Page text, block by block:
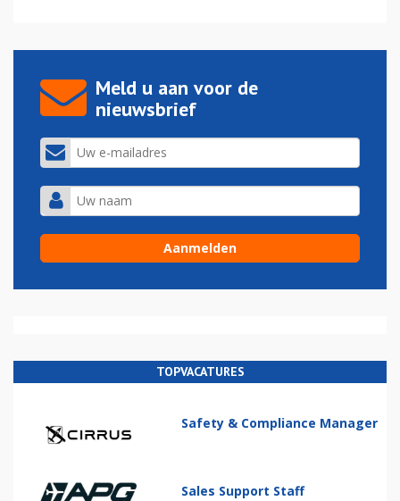
Meld u aan voor de
nieuwsbrief
TOPVACATURES
Safety & Compliance Manager
Sales Support Staff